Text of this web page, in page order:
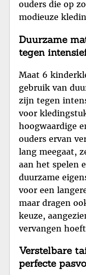
ouders die op
modieuze
Duurzame
tegen
Maat 6
gebruik van
zijn tegen
voor
hoogwaardige
ouders ervan
lang meegaat,
aan het spelen
duurzame
voor een
maar dragen
keuze,
vervangen
Verstelbare
perfecte